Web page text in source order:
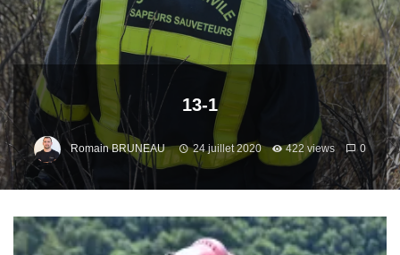
13-1
Romain BRUNEAU 24 juillet 2020 422 views 0